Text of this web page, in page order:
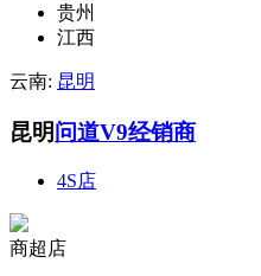
贵州
江西
云南: 昆明
昆明问道V9经销商
4S店
商超店